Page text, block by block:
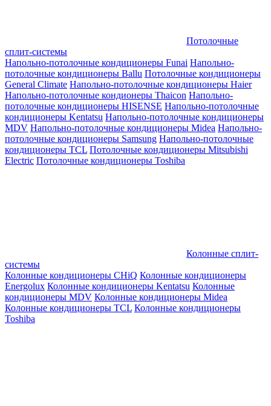
Потолочные
сплит-системы
Напольно-потолочные кондиционеры Funai Напольно-
потолочные кондиционеры Ballu Потолочные кондиционеры
General Climate Напольно-потолочные кондиционеры Haier
Напольно-потолочные кондионеры Thaicon Напольно-
потолочные кондиционеры HISENSE Напольно-потолочные
кондиционеры Kentatsu Напольно-потолочные кондиционеры
MDV Напольно-потолочные кондиционеры Midea Напольно-
потолочные кондиционеры Samsung Напольно-потолочные
кондиционеры TCL Потолочные кондиционеры Mitsubishi
Electric Потолочные кондиционеры Toshiba
Колонные сплит-
системы
Колонные кондиционеры CHiQ Колонные кондиционеры
Energolux Колонные кондиционеры Kentatsu Колонные
кондиционеры MDV Колонные кондиционеры Midea
Колонные кондиционеры TCL Колонные кондиционеры
Toshiba